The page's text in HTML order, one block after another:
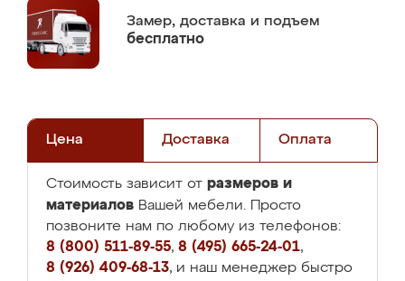
Замер, доставка и подъем
бесплатно
Цена Доставка Оплата
Стоимость зависит от размеров и
материалов Вашей мебели. Просто
позвоните нам по любому из телефонов:
8 (800) 511-89-55, 8 (495) 665-24-01,
8 (926) 409-68-13, и наш менеджер быстро